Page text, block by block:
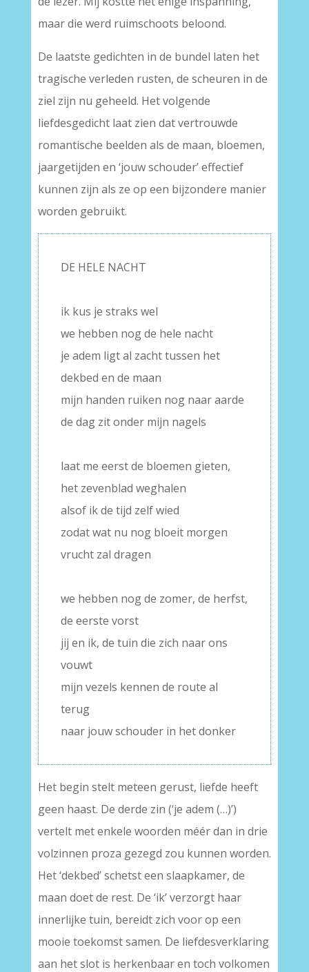
maar die werd ruimschoots beloond.
De laatste gedichten in de bundel laten het
tragische verleden rusten, de scheuren in de
ziel zijn nu geheeld. Het volgende
liefdesgedicht laat zien dat vertrouwde
romantische beelden als de maan, bloemen,
jaargetijden en ‘jouw schouder’ effectief
kunnen zijn als ze op een bijzondere manier
worden gebruikt.
DE HELE NACHT
ik kus je straks wel
we hebben nog de hele nacht
je adem ligt al zacht tussen het
dekbed en de maan
mijn handen ruiken nog naar aarde
de dag zit onder mijn nagels
laat me eerst de bloemen gieten,
het zevenblad weghalen
alsof ik de tijd zelf wied
zodat wat nu nog bloeit morgen
vrucht zal dragen
we hebben nog de zomer, de herfst,
de eerste vorst
jij en ik, de tuin die zich naar ons
vouwt
mijn vezels kennen de route al
terug
naar jouw schouder in het donker
Het begin stelt meteen gerust, liefde heeft
geen haast. De derde zin (‘je adem (…)’)
vertelt met enkele woorden méér dan in drie
volzinnen proza gezegd zou kunnen worden.
Het ‘dekbed’ schetst een slaapkamer, de
maan doet de rest. De ‘ik’ verzorgt haar
innerlijke tuin, bereidt zich voor op een
mooie toekomst samen. De liefdesverklaring
aan het slot is herkenbaar en toch volkomen